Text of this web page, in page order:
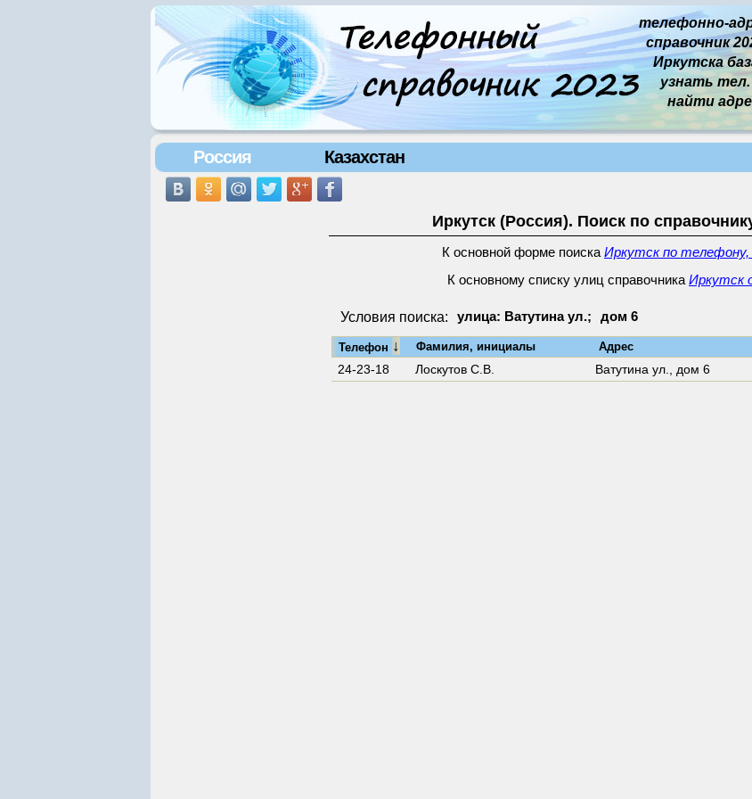
телефонно-
справочник
Иркутска
узнать тел.
найти
Россия Казахстан
Иркутск (Россия). Поиск по
К основной форме поиска Иркутск по телефону,
К основному списку улиц справочника Иркутск
Условия поиска: улица: Ватутина ул.; дом 6
Телефон ↓ Фамилия, инициалы Адрес
24-23-18 Лоскутов С.В. Ватутина ул., дом 6